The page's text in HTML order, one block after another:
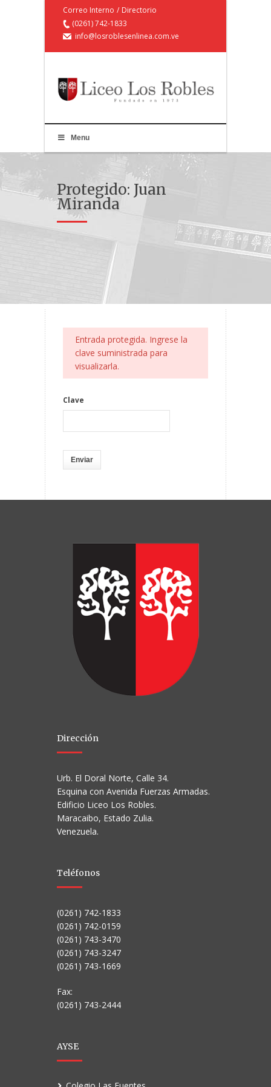
Correo Interno / Directorio
(0261) 742-1833
info@losroblesenlinea.com.ve
Menu
Protegido: Juan
Miranda
Entrada protegida. Ingrese la
clave suministrada para
visualizarla.
Clave
Dirección
Urb. El Doral Norte, Calle 34.
Esquina con Avenida Fuerzas Armadas.
Edificio Liceo Los Robles.
Maracaibo, Estado Zulia.
Venezuela.
Teléfonos
(0261) 742-1833
(0261) 742-0159
(0261) 743-3470
(0261) 743-3247
(0261) 743-1669
Fax:
(0261) 743-2444
AYSE